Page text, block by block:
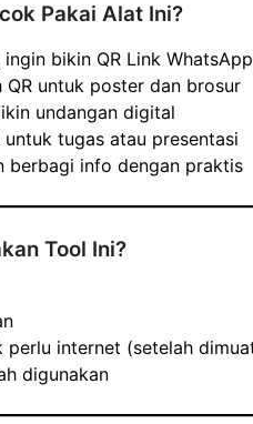
Pakai Alat Ini?
bikin QR Link
QR untuk poster dan brosur
undangan digital
untuk tugas atau presentasi
berbagi info dengan praktis
Tool Ini?
perlu internet (setelah
digunakan